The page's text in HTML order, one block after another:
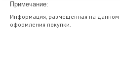
Примечание:
Информация, размещенная на данном
оформления покупки.